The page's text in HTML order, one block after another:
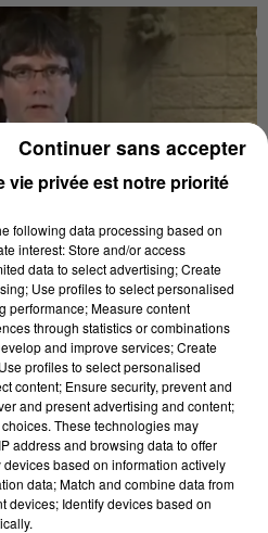
par Pauline Schaller
des Pyrénées-Orientale
de Catalognes
de la Catalogne pourrait
Carles Puigdemont est
Si Puigdemont persiste, il n'aura
vie privée est notre priorité
following data processing based on
interest: Store and/or access
data to select advertising; Create
Use profiles to select personalised
performance; Measure content
through statistics or combinations
and improve services; Create
profiles to select personalised
content; Ensure security, prevent and
and present advertising and content;
These technologies may
address and browsing data to offer
based on information actively
data; Match and combine data from
devices; Identify devices based on
Continuer sans accepter